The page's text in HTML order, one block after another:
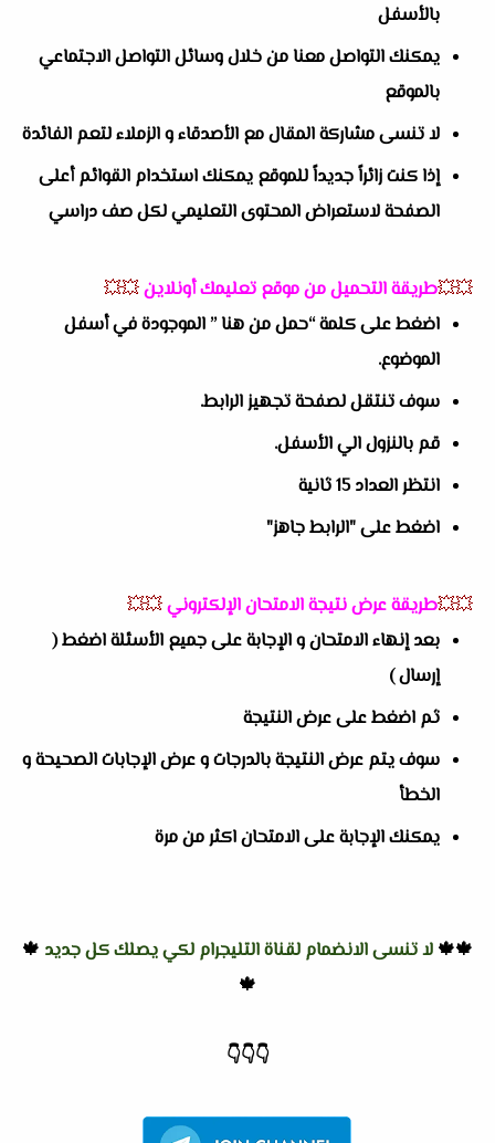
بالأسفل
يمكنك التواصل معنا من خلال وسائل التواصل الاجتماعي
بالموقع
لا تنسى مشاركة المقال مع الأصدقاء و الزملاء لتعم الفائدة
إذا كنت زائراً جديداً للموقع يمكنك استخدام القوائم أعلى
الصفحة لاستعراض المحتوى التعليمي لكل صف دراسي
💥💥طريقة التحميل من موقع تعليمك أونلاين💥💥
اضغط على كلمة “حمل من هنا ” الموجودة في أسفل
الموضوع.
سوف تنتقل لصفحة تجهيز الرابط.
قم بالنزول الي الأسفل.
انتظر العداد 15 ثانية
اضغط على "الرابط جاهز"
💥💥طريقة عرض نتيجة الامتحان الإلكتروني💥💥
بعد إنهاء الامتحان و الإجابة على جميع الأسئلة اضغط (
إرسال )
ثم اضغط على عرض النتيجة
سوف يتم عرض النتيجة بالدرجات و عرض الإجابات الصحيحة و
الخطأ
يمكنك الإجابة على الامتحان اكثر من مرة
🍁🍁 لا تنسى الانضمام لقناة التليجرام لكي يصلك كل جديد 🍁
🍁
👇
👇
👇